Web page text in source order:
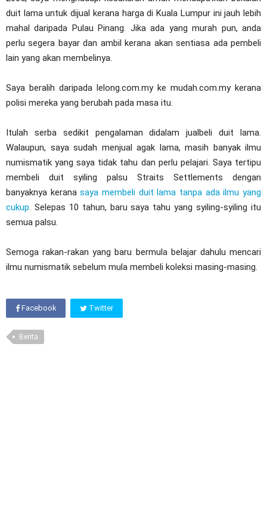
duit lama untuk dijual kerana harga di Kuala Lumpur ini jauh lebih
mahal daripada Pulau Pinang. Jika ada yang murah pun, anda
perlu segera bayar dan ambil kerana akan sentiasa ada pembeli
lain yang akan membelinya.
Saya beralih daripada lelong.com.my ke mudah.com.my kerana
polisi mereka yang berubah pada masa itu.
Itulah serba sedikit pengalaman didalam jualbeli duit lama.
Walaupun, saya sudah menjual agak lama, masih banyak ilmu
numismatik yang saya tidak tahu dan perlu pelajari. Saya tertipu
membeli duit syiling palsu Straits Settlements dengan
banyaknya keranasaya membeli duit lama tanpa ada ilmu yang
cukup. Selepas 10 tahun, baru saya tahu yang syiling-syiling itu
semua palsu.
Semoga rakan-rakan yang baru bermula belajar dahulu mencari
ilmu numismatik sebelum mula membeli koleksi masing-masing.
Facebook Twitter
Berita